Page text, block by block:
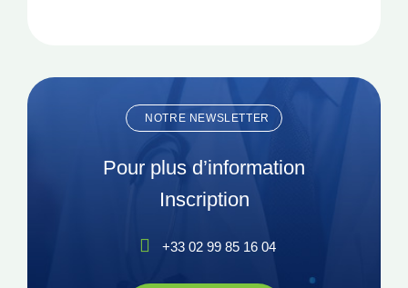
NOTRE NEWSLETTER
Pour plus d’information
Inscription
+33 02 99 85 16 04